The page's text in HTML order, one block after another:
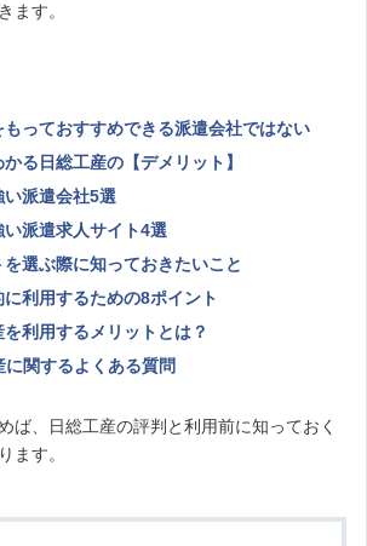
ます。
もっておすすめできる派遣会社ではない
る日総工産の【デメリット】
派遣会社5選
派遣求人サイト4選
選ぶ際に知っておきたいこと
利用するための8ポイント
を利用するメリットとは？
に関するよくある質問
ば、日総工産の評判と利用前に知っておく
ます。